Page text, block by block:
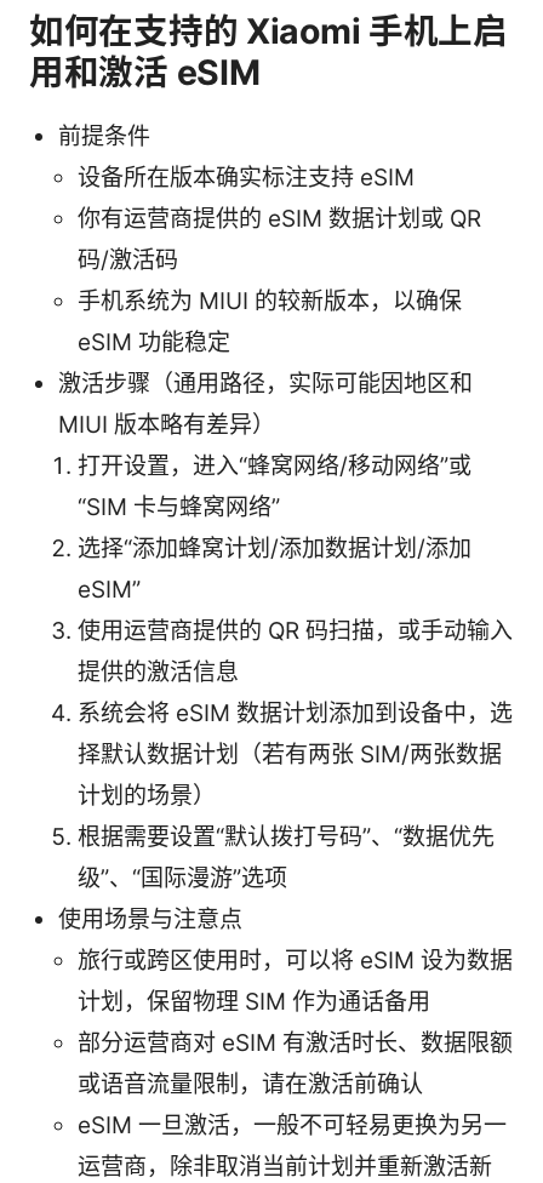
如何在支持的 Xiaomi 手机上启
用和激活 eSIM
前提条件
设备所在版本确实标注支持 eSIM
你有运营商提供的 eSIM 数据计划或 QR
码/激活码
手机系统为 MIUI 的较新版本，以确保
eSIM 功能稳定
激活步骤（通用路径，实际可能因地区和
MIUI 版本略有差异）
打开设置，进入“蜂窝网络/移动网络”或
“SIM 卡与蜂窝网络”
选择“添加蜂窝计划/添加数据计划/添加
eSIM”
使用运营商提供的 QR 码扫描，或手动输入
提供的激活信息
系统会将 eSIM 数据计划添加到设备中，选
择默认数据计划（若有两张 SIM/两张数据
计划的场景）
根据需要设置“默认拨打号码”、“数据优先
级”、“国际漫游”选项
使用场景与注意点
旅行或跨区使用时，可以将 eSIM 设为数据
计划，保留物理 SIM 作为通话备用
部分运营商对 eSIM 有激活时长、数据限额
或语音流量限制，请在激活前确认
eSIM 一旦激活，一般不可轻易更换为另一
运营商，除非取消当前计划并重新激活新